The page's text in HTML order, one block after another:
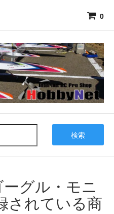
0
検索
ーグル・モニ
されている商